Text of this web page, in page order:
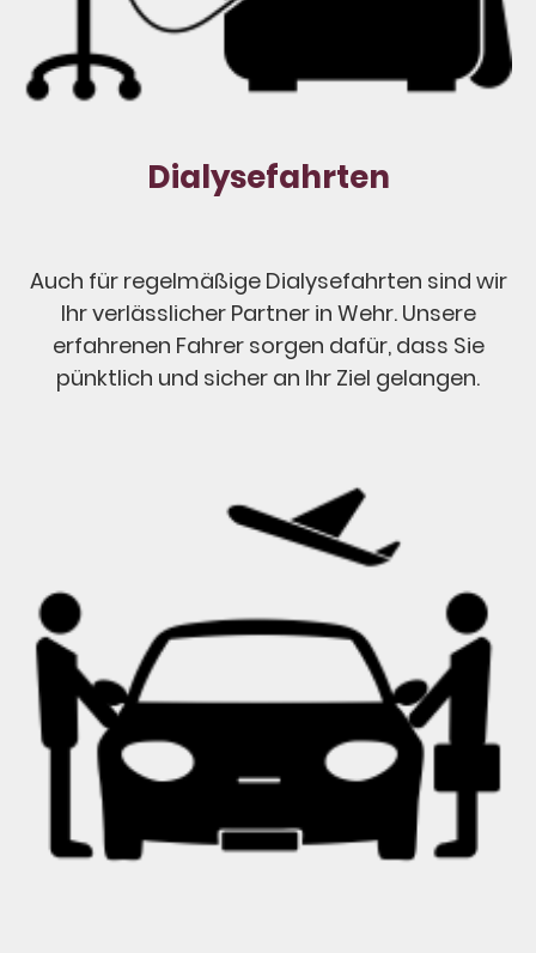
Dialysefahrten
Auch für regelmäßige Dialysefahrten sind wir
Ihr verlässlicher Partner in Wehr. Unsere
erfahrenen Fahrer sorgen dafür, dass Sie
pünktlich und sicher an Ihr Ziel gelangen.